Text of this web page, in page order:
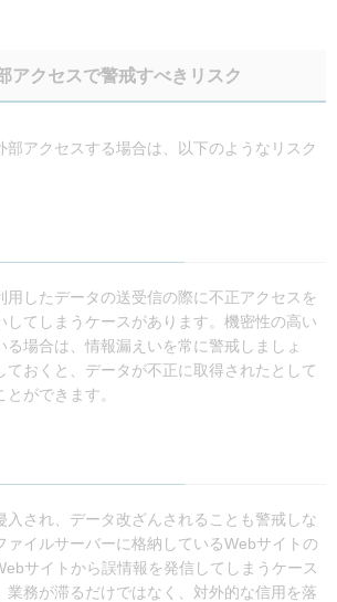
アクセスで警戒すべきリスク
部アクセスする場合は、以下のようなリスク
用したデータの送受信の際に不正アクセスを
してしまうケースがあります。機密性の高い
る場合は、情報漏えいを常に警戒しましょ
ておくと、データが不正に取得されたとして
ができます。
入され、データ改ざんされることも警戒しな
ァイルサーバーに格納しているWebサイトの
サイトから誤情報を発信してしまうケース
業務が滞るだけではなく、対外的な信用を落